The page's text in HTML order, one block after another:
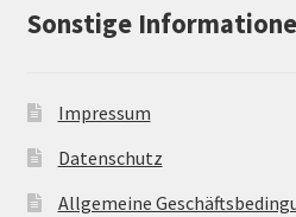
Sonstige
Impressum
Datenschutz
Allgemeine